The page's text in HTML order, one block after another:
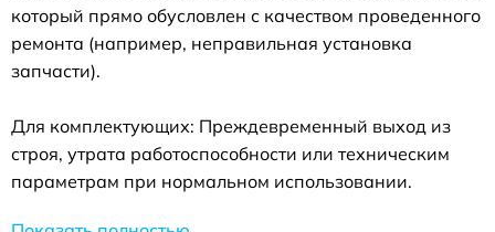
который прямо обусловлен с качеством проведенного
ремонта (например, неправильная установка
запчасти).
Для комплектующих: Преждевременный выход из
строя, утрата работоспособности или техническим
параметрам при нормальном использовании.